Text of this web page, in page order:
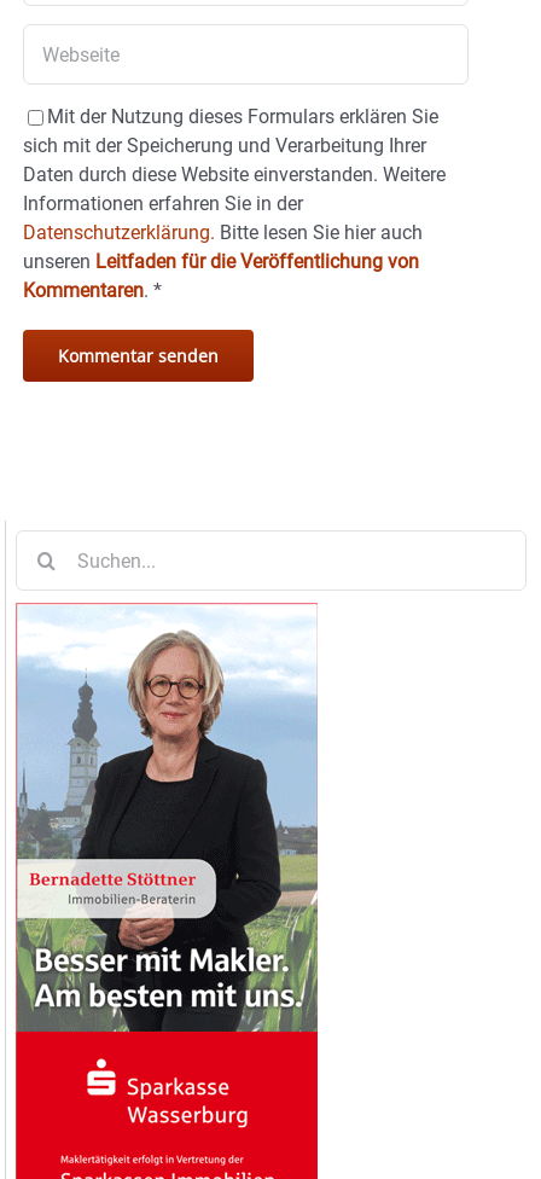
Mit der Nutzung dieses Formulars erklären Sie
sich mit der Speicherung und Verarbeitung Ihrer
Daten durch diese Website einverstanden. Weitere
Informationen erfahren Sie in der
Datenschutzerklärung. Bitte lesen Sie hier auch
unseren Leitfaden für die Veröffentlichung von
Kommentaren. *
nach: